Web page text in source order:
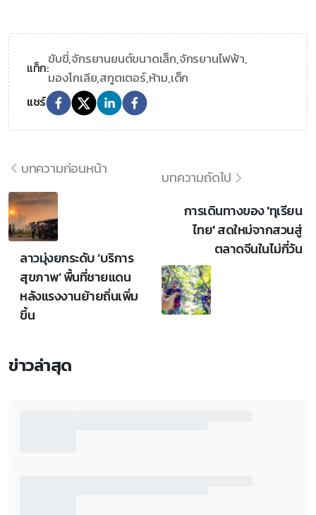
แท็ก:ขับขี่,จักรยานยนต์ขนาดเล็ก,จักรยานไฟฟ้า,
มองโกเลีย,สกูตเตอร์,ห้าม,เด็ก
แชร์
บทความก่อนหน้า
ลาวมุ่งยกระดับ ‘บริการ
สุขภาพ’ พื้นที่ชายแดน
หลังแรงงานย้ายถิ่นเพิ่ม
ขึ้น
บทความถัดไป
การเดินทางของ 'ทุเรียน
ไทย' สดใหม่จากสวนสู่
ตลาดจีนในไม่กี่วัน
ข่าวล่าสุด